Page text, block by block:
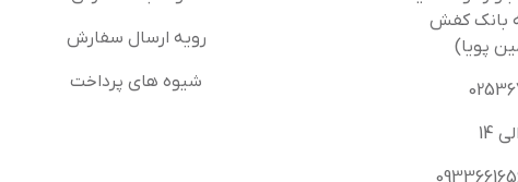
ترکی
من سایز 38 سفارش دادم و دقیقا اندازه بود، پیشنهاد
پیشنهاد میکنم
پویا)
رویه ارسال سفارش
شیوه های پرداخت